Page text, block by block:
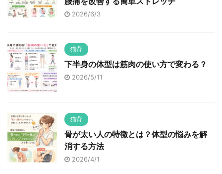
2026/6/3
猫背
下半身の体型は筋肉の使い方で変わる？
2026/5/11
猫背
骨が太い人の特徴とは？体型の悩みを解
消する方法
2026/4/1